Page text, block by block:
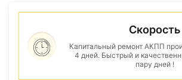
Скорость
Капитальный ремонт АКПП
4 дней. Быстрый и
пару дней !